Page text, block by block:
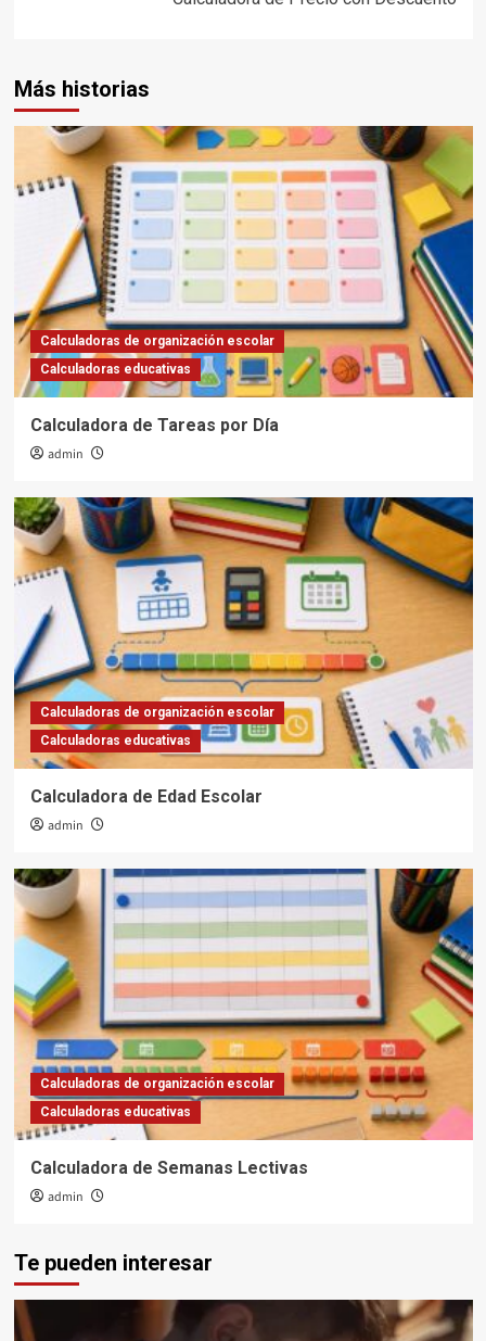
Más historias
Calculadoras de organización escolar
Calculadoras educativas
Calculadora de Tareas por Día
admin
Calculadoras de organización escolar
Calculadoras educativas
Calculadora de Edad Escolar
admin
Calculadoras de organización escolar
Calculadoras educativas
Calculadora de Semanas Lectivas
admin
Te pueden interesar